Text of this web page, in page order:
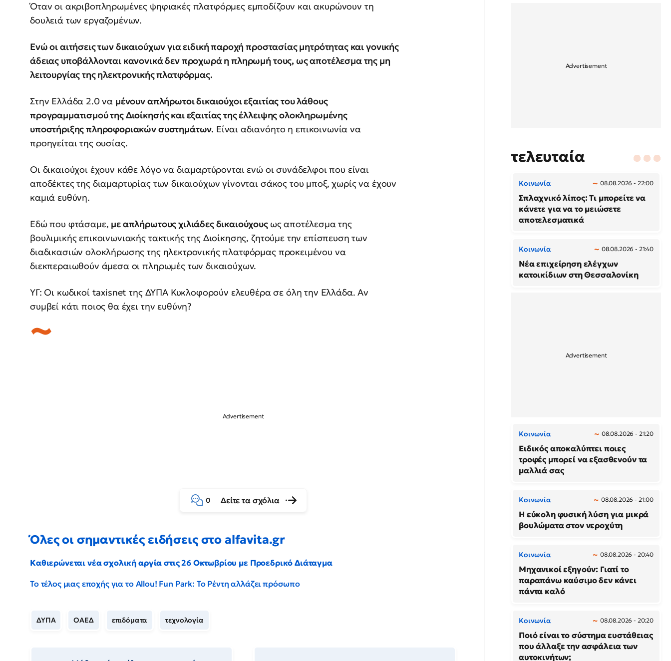
Όταν οι ακριβοπληρωμένες ψηφιακές πλατφόρμες εμποδίζουν και ακυρώνουν τη
δουλειά των εργαζομένων.
Ενώ οι αιτήσεις των δικαιούχων για ειδική παροχή προστασίας μητρότητας και γονικής
άδειας υποβάλλονται κανονικά δεν προχωρά η πληρωμή τους, ως αποτέλεσμα της μη
λειτουργίας της ηλεκτρονικής πλατφόρμας.
Στην Ελλάδα 2.0 να μένουν απλήρωτοι δικαιούχοι εξαιτίας του λάθους
προγραμματισμού της Διοίκησής και εξαιτίας της έλλειψης ολοκληρωμένης
υποστήριξης πληροφοριακών συστημάτων. Είναι αδιανόητο η επικοινωνία να
προηγείται της ουσίας.
Οι δικαιούχοι έχουν κάθε λόγο να διαμαρτύρονται ενώ οι συνάδελφοι που είναι
αποδέκτες της διαμαρτυρίας των δικαιούχων γίνονται σάκος του μποξ, χωρίς να έχουν
καμιά ευθύνη.
Εδώ που φτάσαμε, με απλήρωτους χιλιάδες δικαιούχους ως αποτέλεσμα της
βουλιμικής επικοινωνιακής τακτικής της Διοίκησης, ζητούμε την επίσπευση των
διαδικασιών ολοκλήρωσης της ηλεκτρονικής πλατφόρμας προκειμένου να
διεκπεραιωθούν άμεσα οι πληρωμές των δικαιούχων.
ΥΓ: Οι κωδικοί taxisnet της ΔΥΠΑ Κυκλοφορούν ελευθέρα σε όλη την Ελλάδα. Αν
συμβεί κάτι ποιος θα έχει την ευθύνη?
0 Δείτε τα σχόλια
Όλες οι σημαντικές ειδήσεις στο alfavita.gr
Καθιερώνεται νέα σχολική αργία στις 26 Οκτωβρίου με Προεδρικό Διάταγμα
Το τέλος μιας εποχής για το Allou! Fun Park: Το Ρέντη αλλάζει πρόσωπο
ΔΥΠΑ ΟΑΕΔ επιδόματα τεχνολογία
τελευταία
Κοινωνία 08.08.2026 - 22:00
Σπλαχνικό λίπος: Τι μπορείτε να
κάνετε για να το μειώσετε
αποτελεσματικά
Κοινωνία 08.08.2026 - 21:40
Νέα επιχείρηση ελέγχων
κατοικίδιων στη Θεσσαλονίκη
Κοινωνία 08.08.2026 - 21:20
Ειδικός αποκαλύπτει ποιες
τροφές μπορεί να εξασθενούν τα
μαλλιά σας
Κοινωνία 08.08.2026 - 21:00
Η εύκολη φυσική λύση για μικρά
βουλώματα στον νεροχύτη
Κοινωνία 08.08.2026 - 20:40
Μηχανικοί εξηγούν: Γιατί το
παραπάνω καύσιμο δεν κάνει
πάντα καλό
Κοινωνία 08.08.2026 - 20:20
Ποιό είναι το σύστημα ευστάθειας
που άλλαξε την ασφάλεια των
αυτοκινήτων;